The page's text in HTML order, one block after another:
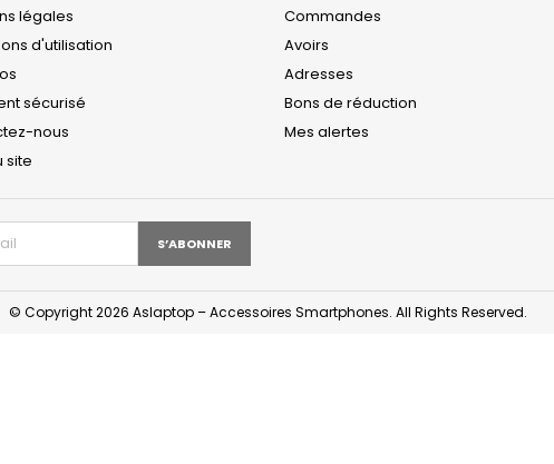
légales
d'utilisation
sécurisé
nous
site
Commandes
Avoirs
Adresses
Bons de réduction
Mes alertes
© Copyright 2026 Aslaptop – Accessoires Smartphones. All Rights Reserved.